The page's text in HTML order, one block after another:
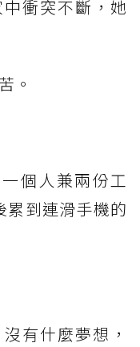
衝突不斷，她
。
個人兼兩份工
累到連滑手機的
有什麼夢想，